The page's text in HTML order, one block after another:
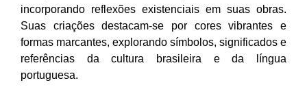
incorporando reflexões existenciais em suas obras.
Suas criações destacam-se por cores vibrantes e
formas marcantes, explorando símbolos, significados e
referências da cultura brasileira e da língua
portuguesa.